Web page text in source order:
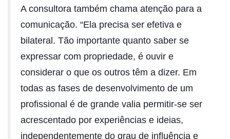
A consultora também chama atenção para a
comunicação. “Ela precisa ser efetiva e
bilateral. Tão importante quanto saber se
expressar com propriedade, é ouvir e
considerar o que os outros têm a dizer. Em
todas as fases de desenvolvimento de um
profissional é de grande valia permitir-se ser
acrescentado por experiências e ideias,
independentemente do grau de influência e